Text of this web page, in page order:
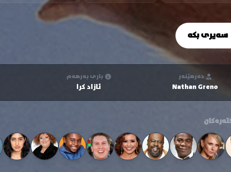
سەیری بکە
دەرهێنەر
Nathan Greno
باری بەرهەم
ئازاد کرا